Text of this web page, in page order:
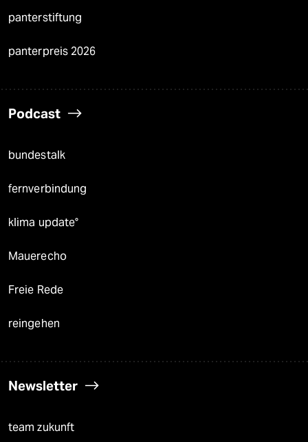
panterstiftung
panterpreis 2026
Podcast
bundestalk
fernverbindung
klima update°
Mauerecho
Freie Rede
reingehen
Newsletter
team zukunft